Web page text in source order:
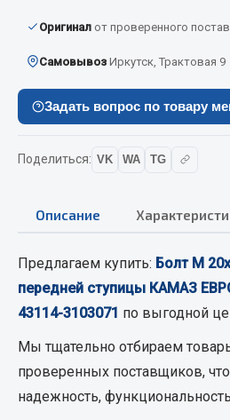
Брызговики
Вентиляторы кабины
Показать ещё
Весь раздел
Смазочные материалы
Охладжающие жидкости
Весь раздел
МЕТИЗЫ
Оригинал от проверенного
Самовывоз Иркутск, Трактовая 9
Задать вопрос по товару
Поделиться: VK WA TG
Описание
Предлагаем купить: Болт М
передней ступицы КАМАЗ
43114-3103071 по выгодной
Мы тщательно отбираем
проверенных поставщиков,
надежность,